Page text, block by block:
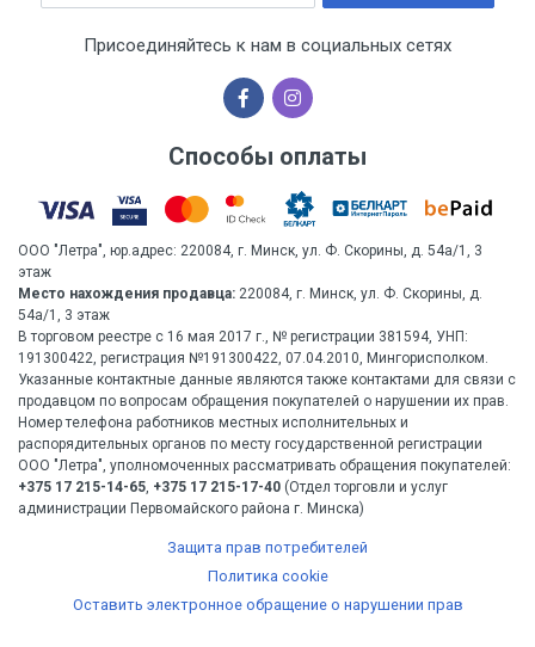
Присоединяйтесь к нам в социальных сетях
Способы оплаты
ООО "Летра", юр.адрес: 220084, г. Минск, ул. Ф. Скорины, д. 54а/1, 3
этаж
Место нахождения продавца: 220084, г. Минск, ул. Ф. Скорины, д.
54а/1, 3 этаж
В торговом реестре с 16 мая 2017 г., № регистрации 381594, УНП:
191300422, регистрация №191300422, 07.04.2010, Мингорисполком.
Указанные контактные данные являются также контактами для связи с
продавцом по вопросам обращения покупателей о нарушении их прав.
Номер телефона работников местных исполнительных и
распорядительных органов по месту государственной регистрации
ООО "Летра", уполномоченных рассматривать обращения покупателей:
+375 17 215-14-65, +375 17 215-17-40 (Отдел торговли и услуг
администрации Первомайского района г. Минска)
Защита прав потребителей
Политика cookie
Оставить электронное обращение о нарушении прав